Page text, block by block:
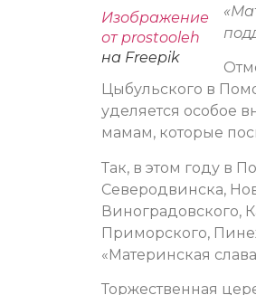
Изображение
от prostooleh
на Freepik
Цыбульского в
уделяется особое
мамам, которые
Так, в этом году в
Северодвинска,
Виноградовского,
Приморского,
«Материнская
Торжественная